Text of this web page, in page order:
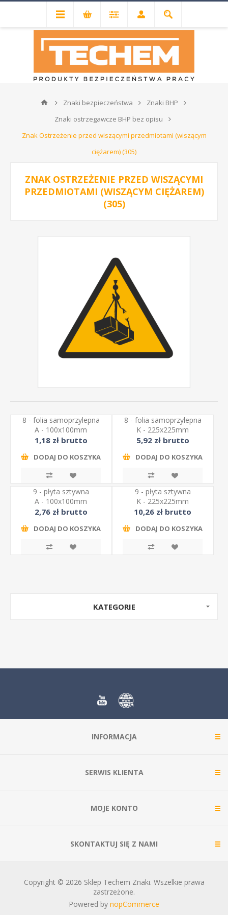
Znaki bezpieczeństwa
Znaki BHP
Znaki ostrzegawcze BHP bez opisu
Znak Ostrzeżenie przed wiszącymi przedmiotami (wiszącym
ciężarem) (305)
ZNAK OSTRZEŻENIE PRZED WISZĄCYMI
PRZEDMIOTAMI (WISZĄCYM CIĘŻAREM)
(305)
8 - folia samoprzylepna
A - 100x100mm
1,18 zł brutto
DODAJ DO KOSZYKA
8 - folia samoprzylepna
K - 225x225mm
5,92 zł brutto
DODAJ DO KOSZYKA
9 - płyta sztywna
A - 100x100mm
2,76 zł brutto
DODAJ DO KOSZYKA
9 - płyta sztywna
K - 225x225mm
10,26 zł brutto
DODAJ DO KOSZYKA
KATEGORIE
INFORMACJA
SERWIS KLIENTA
MOJE KONTO
SKONTAKTUJ SIĘ Z NAMI
Copyright © 2026 Sklep Techem Znaki. Wszelkie prawa
zastrzeżone.
Powered by nopCommerce